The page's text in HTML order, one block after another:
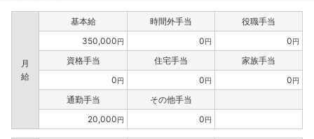
月
給
基本給 時間外手当
役職手当
350,000円 0円 0円
資格手当 住宅手当
家族手当
0円 0円 0円
通勤手当
その他手当
20,000円 0円